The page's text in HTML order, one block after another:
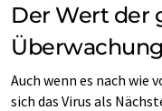
Der Wert der
Überwachung
Auch wenn es nach wie
sich das Virus als